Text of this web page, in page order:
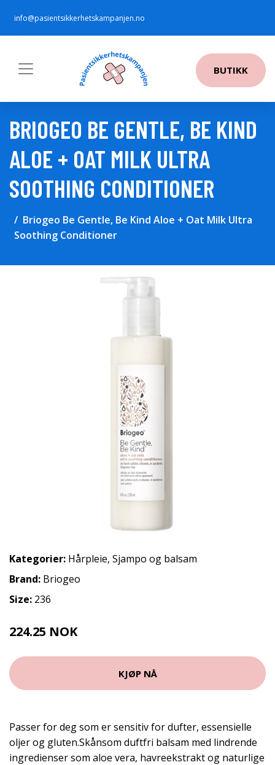
info@pasientsikkerhetskampanjen.no
BUTIKK
BRIOGEO BE GENTLE, BE KIND
ALOE + OAT MILK ULTRA
SOOTHING CONDITIONER
Briogeo Be Gentle, Be Kind Aloe + Oat Milk Ultra
Soothing Conditioner
Kategorier: Hårpleie, Sjampo og balsam
Brand: Briogeo
Size: 236
224.25 NOK
KJØP NÅ
Passer for deg som er sensitiv for dufter, essensielle
oljer og gluten.Skånsom duftfri balsam med lindrende
ingredienser som aloe vera, havreekstrakt og naturlige